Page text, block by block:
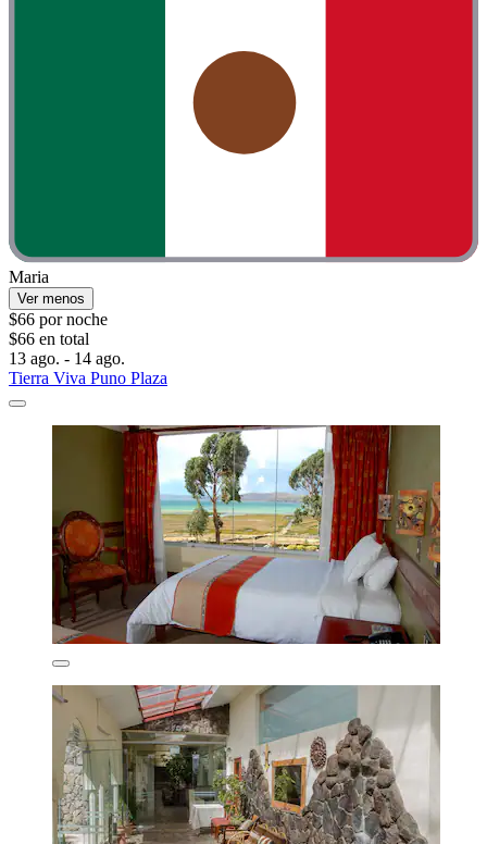
Maria
Ver menos
$66 por noche
$66 en total
13 ago. - 14 ago.
Tierra Viva Puno Plaza